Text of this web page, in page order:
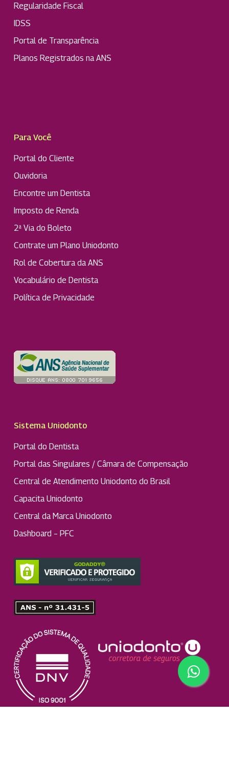
Regularidade Fiscal
IDSS
Portal de Transparência
Planos Registrados na ANS
Para Você
Portal do Cliente
Ouvidoria
Encontre um Dentista
Imposto de Renda
2ª Via do Boleto
Contrate um Plano Uniodonto
Rol de Cobertura da ANS
Vocabulário de Dentista
Política de Privacidade
Sistema Uniodonto
Portal do Dentista
Portal das Singulares / Câmara de Compensação
Central de Atendimento Uniodonto do Brasil
Capacita Uniodonto
Central da Marca Uniodonto
Dashboard – PFC